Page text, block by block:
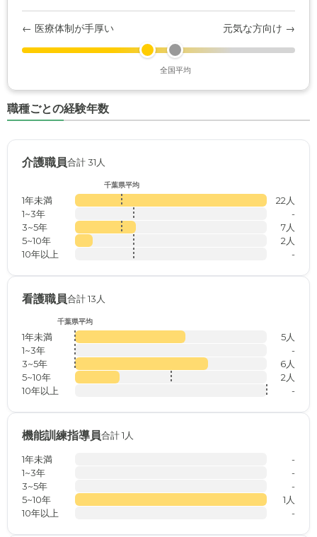
← 医療体制が手厚い 元気な方向け →
全国平均
職種ごとの経験年数
介護職員合計 31人
千葉県平均
1年未満
22人
1~3年
-
3~5年
7人
5~10年
2人
10年以上
-
看護職員合計 13人
千葉県平均
1年未満
5人
1~3年
-
3~5年
6人
5~10年
2人
10年以上
-
機能訓練指導員合計 1人
1年未満
-
1~3年
-
3~5年
-
5~10年
1人
10年以上
-